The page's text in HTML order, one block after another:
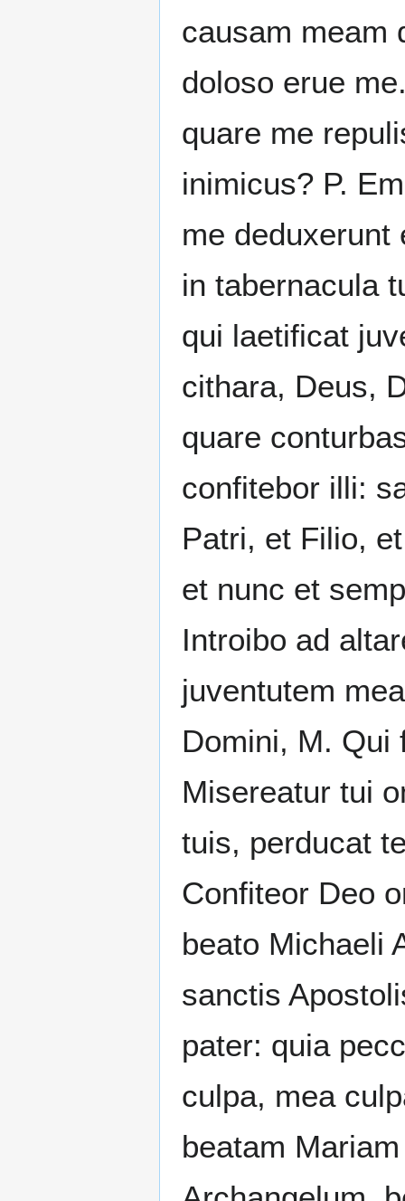
causam meam
doloso erue
quare me
inimicus? P.
me deduxerunt
in tabernacula
qui laetificat
cithara, Deus,
quare
confitebor illi:
Patri, et Filio,
et nunc et
Introibo ad
juventutem
Domini, M.
Misereatur tui
tuis, perducat
Confiteor Deo
beato Michaeli
sanctis
pater: quia
culpa, mea
beatam